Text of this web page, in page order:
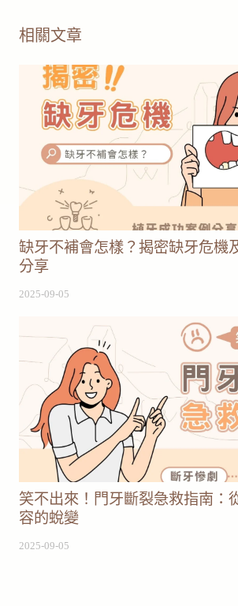
相關文章
缺牙不補會怎樣？揭密缺牙危機
分享
2025-09-05
笑不出來！門牙斷裂急救指南：
容的蛻變
2025-09-05